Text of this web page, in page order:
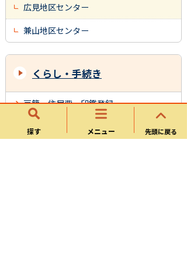
探す メニュー 先頭に戻る
広見地区センター
兼山地区センター
くらし・手続き
戸籍・住民票・印鑑登録
マイナンバー